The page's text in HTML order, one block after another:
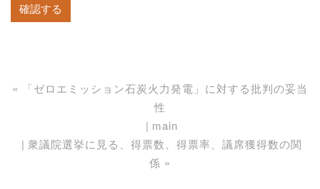
«
「ゼロエミッション石炭火力発電」に対する批判の妥当
性
main
衆議院選挙に見る、得票数、得票率、議席獲得数の関
係 »